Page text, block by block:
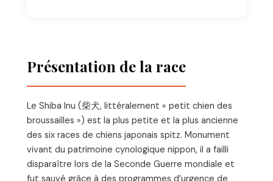
Présentation de la race
Le Shiba Inu (柴犬, littéralement « petit chien des
broussailles ») est la plus petite et la plus ancienne
des six races de chiens japonais spitz. Monument
vivant du patrimoine cynologique nippon, il a failli
disparaître lors de la Seconde Guerre mondiale et